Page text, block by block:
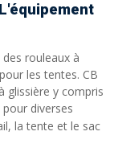
rouleaux à
les tentes. CB
glissière y compris
diverses
la tente et le sac